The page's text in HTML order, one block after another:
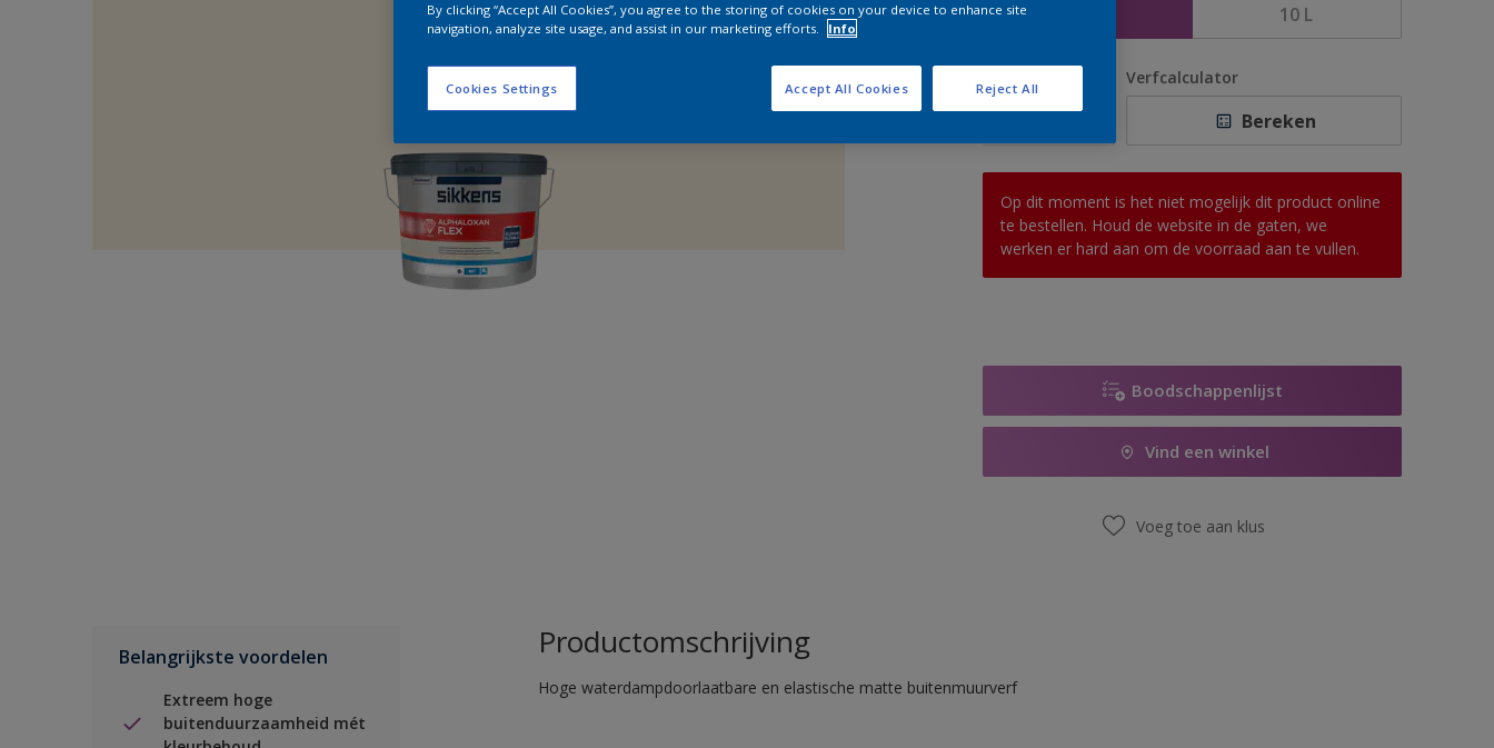
10 L
Verfcalculator
Bereken
Op dit moment is het niet mogelijk dit product online
te bestellen. Houd de website in de gaten, we
werken er hard aan om de voorraad aan te vullen.
Boodschappenlijst
Vind een winkel
Voeg toe aan klus
Belangrijkste voordelen
Extreem hoge
buitenduurzaamheid mét
Productomschrijving
Hoge waterdampdoorlaatbare en elastische matte buitenmuurverf
By clicking “Accept All Cookies”, you agree to the storing of cookies on your device to enhance site
navigation, analyze site usage, and assist in our marketing efforts.
Info
Cookies Settings Reject All
Accept All Cookies